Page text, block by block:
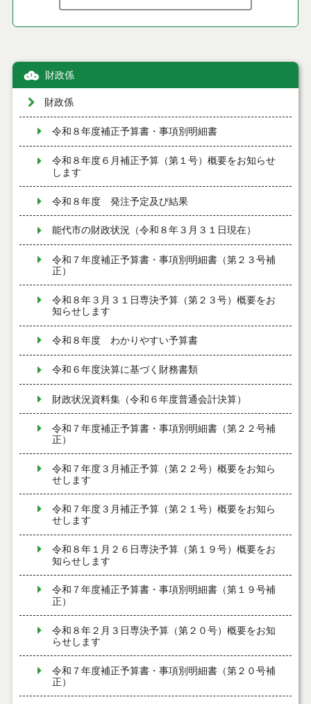
財政係
財政係
令和８年度補正予算書・事項別明細書
令和８年度６月補正予算（第１号）概要をお知らせ
します
令和８年度 発注予定及び結果
能代市の財政状況（令和８年３月３１日現在）
令和７年度補正予算書・事項別明細書（第２３号補
正）
令和８年３月３１日専決予算（第２３号）概要をお
知らせします
令和８年度 わかりやすい予算書
令和６年度決算に基づく財務書類
財政状況資料集（令和６年度普通会計決算）
令和７年度補正予算書・事項別明細書（第２２号補
正）
令和７年度３月補正予算（第２２号）概要をお知ら
せします
令和７年度３月補正予算（第２１号）概要をお知ら
せします
令和８年１月２６日専決予算（第１９号）概要をお
知らせします
令和７年度補正予算書・事項別明細書（第１９号補
正）
令和８年２月３日専決予算（第２０号）概要をお知
らせします
令和７年度補正予算書・事項別明細書（第２０号補
正）